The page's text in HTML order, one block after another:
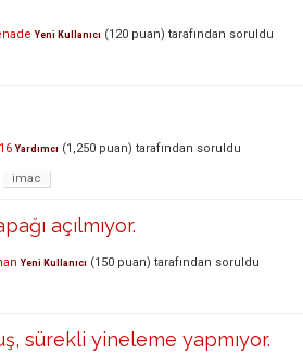
Yeni Kullanıcı (120 puan) tarafından soruldu
Yardımcı (1,250 puan) tarafından soruldu
imac
açılmıyor.
Yeni Kullanıcı (150 puan) tarafından soruldu
sürekli yineleme yapmıyor.